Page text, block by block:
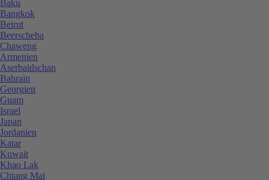
Baku
Bangkok
Beirut
Beerscheba
Chaweng
Armenien
Aserbaidschan
Bahrain
Georgien
Guam
Israel
Japan
Jordanien
Katar
Kuwait
Khao Lak
Chiang Mai